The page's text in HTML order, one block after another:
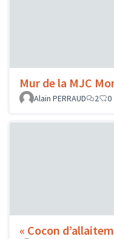
Mur de la MJC
Alain PERRAUD
2 0
« Cocon